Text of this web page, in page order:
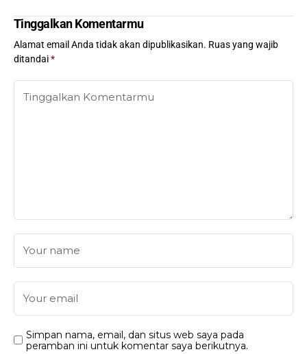
Tinggalkan Komentarmu
Alamat email Anda tidak akan dipublikasikan. Ruas yang wajib
ditandai*
Simpan nama, email, dan situs web saya pada
peramban ini untuk komentar saya berikutnya.